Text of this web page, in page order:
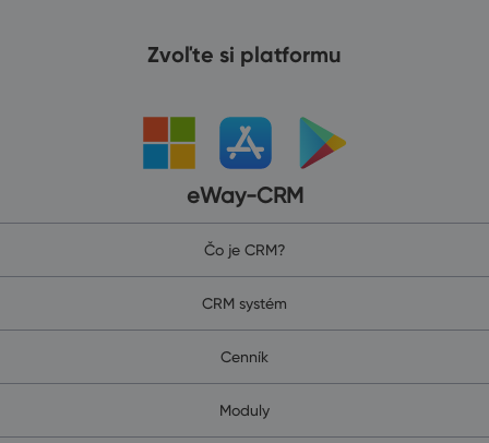
Zvoľte si platformu
eWay-CRM
Čo je CRM?
CRM systém
Cenník
Moduly